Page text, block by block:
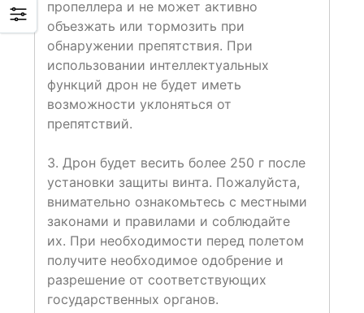
пропеллера и не может активно
объезжать или тормозить при
обнаружении препятствия. При
использовании интеллектуальных
функций дрон не будет иметь
возможности уклоняться от
препятствий.
3. Дрон будет весить более 250 г после
установки защиты винта. Пожалуйста,
внимательно ознакомьтесь с местными
законами и правилами и соблюдайте
их. При необходимости перед полетом
получите необходимое одобрение и
разрешение от соответствующих
государственных органов.